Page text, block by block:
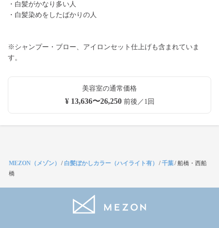
・白髪がかなり多い人
・白髪染めをしたばかりの人
※シャンプー・ブロー、アイロンセット仕上げも含まれていま
す。
美容室の通常価格
¥ 13,636〜26,250前後／1回
MEZON（メゾン） / 白髪ぼかしカラー（ハイライト有） /千葉/船橋・西船
橋